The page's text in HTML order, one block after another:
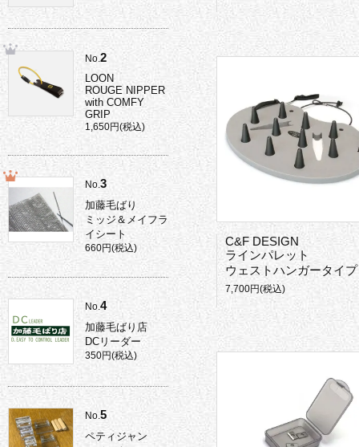
C&F DESIGN
ラインパレット
ウェストハンガータイプ
7,700円(税込)
No. 2
LOON
ROUGE NIPPER
with COMFY
GRIP
1,650円(税込)
No.3
加藤毛ばり
ミッジ＆メイフラ
イシート
660円(税込)
No.4
加藤毛ばり店
DCリーダー
350円(税込)
No.5
ペティジャン